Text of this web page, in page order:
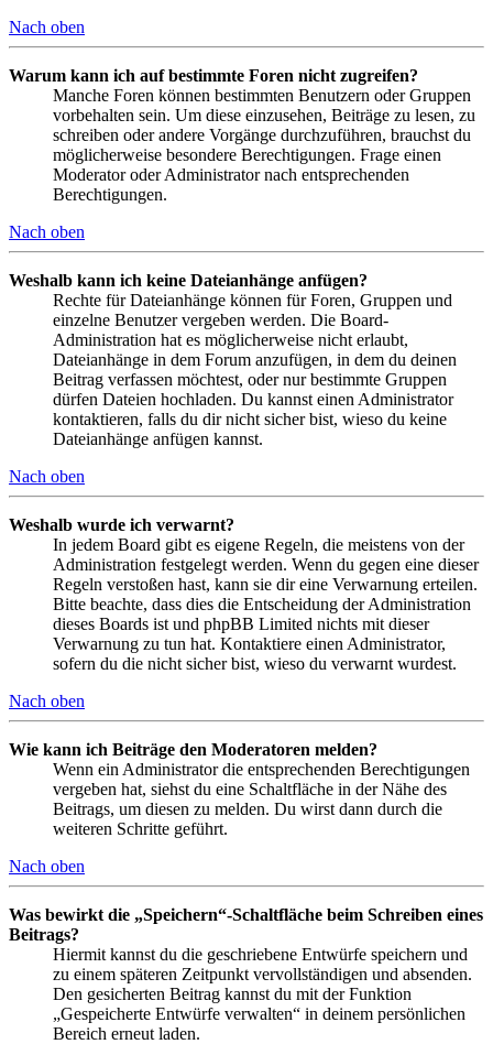
Nach oben
Warum kann ich auf bestimmte Foren nicht zugreifen?
Manche Foren können bestimmten Benutzern oder Gruppen
vorbehalten sein. Um diese einzusehen, Beiträge zu lesen, zu
schreiben oder andere Vorgänge durchzuführen, brauchst du
möglicherweise besondere Berechtigungen. Frage einen
Moderator oder Administrator nach entsprechenden
Berechtigungen.
Nach oben
Weshalb kann ich keine Dateianhänge anfügen?
Rechte für Dateianhänge können für Foren, Gruppen und
einzelne Benutzer vergeben werden. Die Board-
Administration hat es möglicherweise nicht erlaubt,
Dateianhänge in dem Forum anzufügen, in dem du deinen
Beitrag verfassen möchtest, oder nur bestimmte Gruppen
dürfen Dateien hochladen. Du kannst einen Administrator
kontaktieren, falls du dir nicht sicher bist, wieso du keine
Dateianhänge anfügen kannst.
Nach oben
Weshalb wurde ich verwarnt?
In jedem Board gibt es eigene Regeln, die meistens von der
Administration festgelegt werden. Wenn du gegen eine dieser
Regeln verstoßen hast, kann sie dir eine Verwarnung erteilen.
Bitte beachte, dass dies die Entscheidung der Administration
dieses Boards ist und phpBB Limited nichts mit dieser
Verwarnung zu tun hat. Kontaktiere einen Administrator,
sofern du die nicht sicher bist, wieso du verwarnt wurdest.
Nach oben
Wie kann ich Beiträge den Moderatoren melden?
Wenn ein Administrator die entsprechenden Berechtigungen
vergeben hat, siehst du eine Schaltfläche in der Nähe des
Beitrags, um diesen zu melden. Du wirst dann durch die
weiteren Schritte geführt.
Nach oben
Was bewirkt die „Speichern“-Schaltfläche beim Schreiben eines
Beitrags?
Hiermit kannst du die geschriebene Entwürfe speichern und
zu einem späteren Zeitpunkt vervollständigen und absenden.
Den gesicherten Beitrag kannst du mit der Funktion
„Gespeicherte Entwürfe verwalten“ in deinem persönlichen
Bereich erneut laden.